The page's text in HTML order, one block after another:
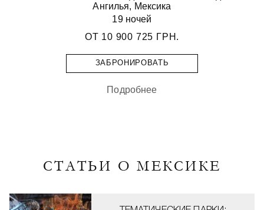
Ангилья, Мексика
19 ночей
ОТ 10 900 725 ГРН.
ЗАБРОНИРОВАТЬ
Подробнее
СТАТЬИ О МЕКСИКЕ